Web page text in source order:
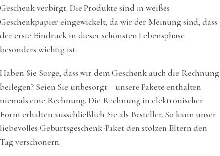
Geschenk verbirgt. Die Produkte sind in weißes
Geschenkpapier eingewickelt, da wir der Meinung sind, dass
der erste Eindruck in dieser schönsten Lebensphase
besonders wichtig ist.
Haben Sie Sorge, dass wir dem Geschenk auch die Rechnung
beilegen? Seien Sie unbesorgt – unsere Pakete enthalten
niemals eine Rechnung. Die Rechnung in elektronischer
Form erhalten ausschließlich Sie als Besteller. So kann unser
liebevolles Geburtsgeschenk-Paket den stolzen Eltern den
Tag verschönern.